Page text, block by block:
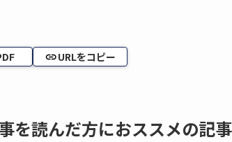
URLをコピー
を読んだ方におススメの記事